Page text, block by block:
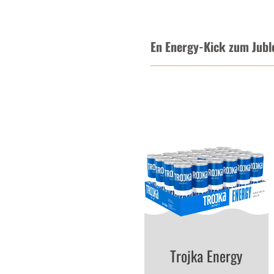
En Energy-Kick zum
Trojka Energy